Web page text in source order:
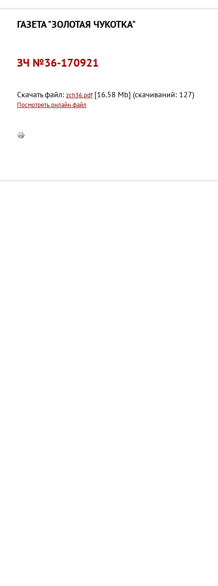
ГАЗЕТА "ЗОЛОТАЯ ЧУКОТКА"
ЗЧ №36-170921
Скачать файл: zch36.pdf[16.58 Mb] (cкачиваний: 127)
Посмотреть онлайн файл